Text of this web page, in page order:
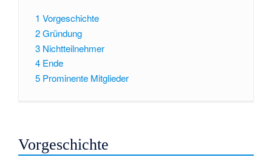
1 Vorgeschichte
2Gründung
3 Nichtteilnehmer
4 Ende
5 Prominente Mitglieder
Vorgeschichte